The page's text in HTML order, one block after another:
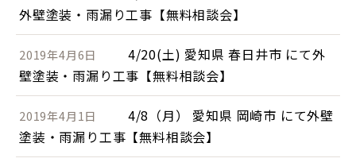
外壁塗装・雨漏り工事【無料相談会】
2019年4月6日
4/20(土) 愛知県 春日井市 にて外
壁塗装・雨漏り工事【無料相談会】
2019年4月1日
4/8（月） 愛知県 岡崎市 にて外壁
塗装・雨漏り工事【無料相談会】